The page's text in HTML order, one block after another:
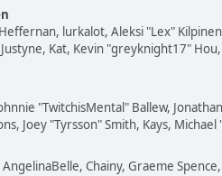
lurkalot, Aleksi "Lex"
Kat, Kevin "greyknight17"
"TwitchisMental" Ballew,
Joey "Tyrsson" Smith, Kays,
Chainy, Graeme